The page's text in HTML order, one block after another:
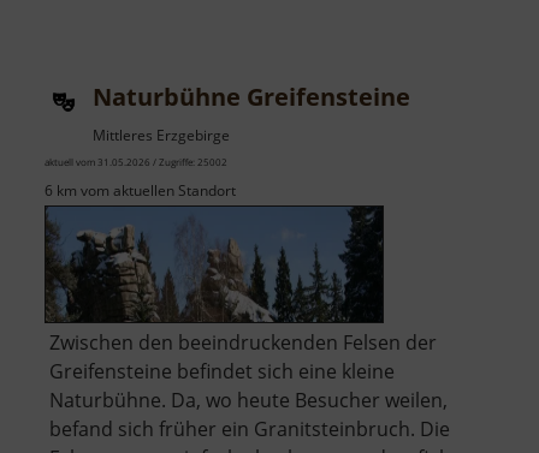
Lessingstraße
Naturbühne Greifensteine
Mittleres Erzgebirge
aktuell vom 31.05.2026 / Zugriffe: 25002
6 km vom aktuellen Standort
Zwischen den beeindruckenden Felsen der
Greifensteine befindet sich eine kleine
Naturbühne. Da, wo heute Besucher weilen,
befand sich früher ein Granitsteinbruch. Die